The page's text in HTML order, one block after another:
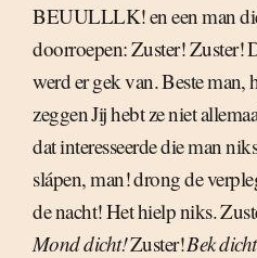
BEUULLLK! en een man
doorroepen: Zuster!
werd er gek van. Beste
zeggen Jij hebt ze niet
dat interesseerde die man niks.
slápen, man! drong de
de nacht! Het hielp niks.
Mond dicht!Zuster! Bek